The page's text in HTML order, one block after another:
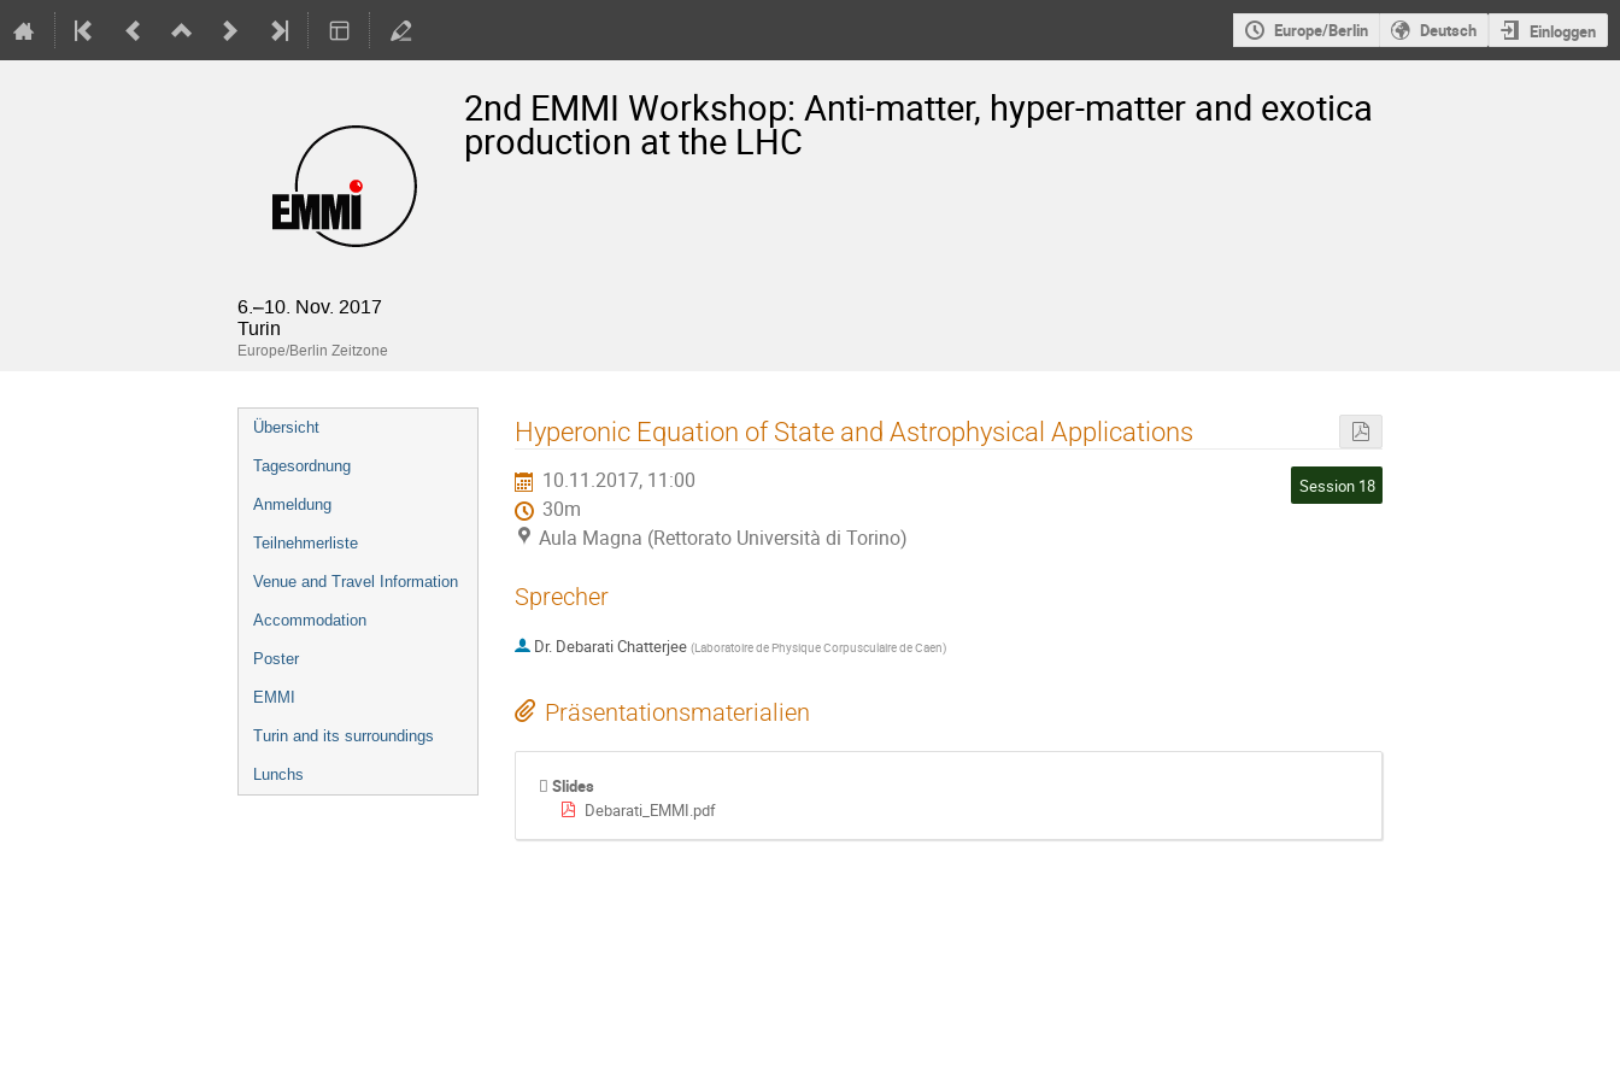
Europe/Berlin Deutsch Einloggen
2nd EMMI Workshop: Anti-matter, hyper-matter and exotica
production at the LHC
6.–10. Nov. 2017
Turin
Europe/Berlin Zeitzone
Veranstaltungsmenü
Übersicht
Tagesordnung
Anmeldung
Teilnehmerliste
Venue and Travel Information
Accommodation
Poster
EMMI
Turin and its surroundings
Lunchs
Hyperonic Equation of State and Astrophysical Applications
10.11.2017, 11:00
30m
Aula Magna (Rettorato Università di Torino)
Session 18
Sprecher
Dr. Debarati Chatterjee (Laboratoire de Physique Corpusculaire de Caen)
Präsentationsmaterialien
Slides
Debarati_EMMI.pdf